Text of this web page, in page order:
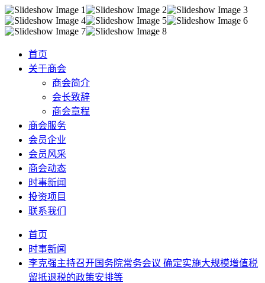
首页
关于商会
商会简介
会长致辞
商会章程
商会服务
会员企业
会员风采
商会动态
时事新闻
投资项目
联系我们
首页
时事新闻
李克强主持召开国务院常务会议 确定实施大规模增值税
留抵退税的政策安排等